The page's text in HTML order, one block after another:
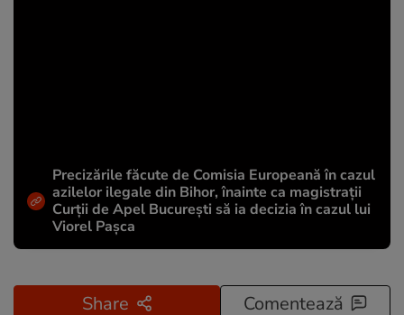
Precizările făcute de Comisia Europeană în cazul
azilelor ilegale din Bihor, înainte ca magistrații
Curții de Apel București să ia decizia în cazul lui
Viorel Pașca
Share Comentează